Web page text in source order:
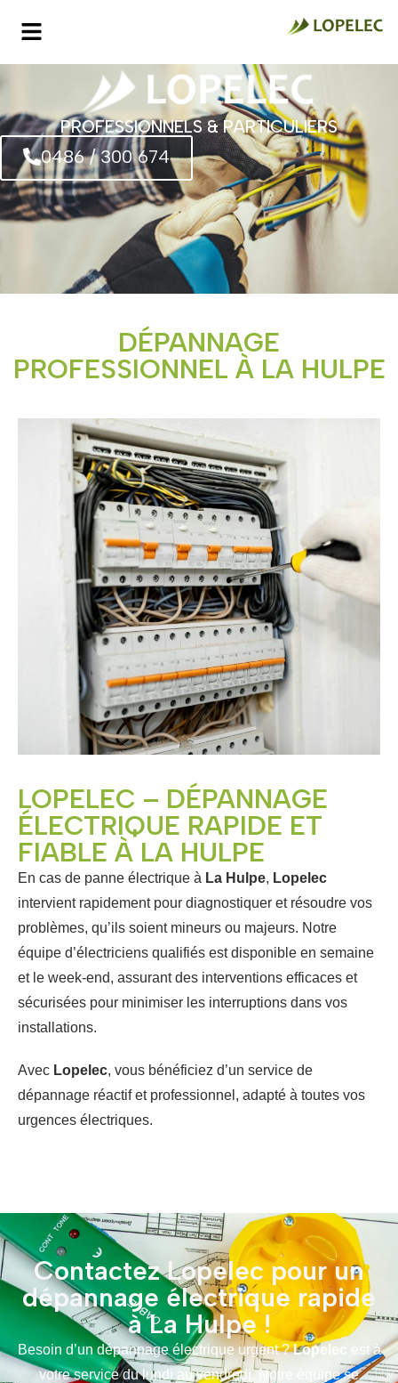
PROFESSIONNELS & PARTICULIERS
0486 / 300 674
DÉPANNAGE
PROFESSIONNEL À LA HULPE
LOPELEC – DÉPANNAGE
ÉLECTRIQUE RAPIDE ET
FIABLE À LA HULPE
En cas de panne électrique à La Hulpe, Lopelec
intervient rapidement pour diagnostiquer et résoudre vos
problèmes, qu’ils soient mineurs ou majeurs. Notre
équipe d’électriciens qualifiés est disponible en semaine
et le week-end, assurant des interventions efficaces et
sécurisées pour minimiser les interruptions dans vos
installations.
Avec Lopelec, vous bénéficiez d’un service de
dépannage réactif et professionnel, adapté à toutes vos
urgences électriques.
Contactez Lopelec pour un
dépannage électrique rapide
à La Hulpe !
Besoin d’un dépannage électrique urgent ?Lopelec
est à
votre service du lundi au vendredi. Notre équipe se